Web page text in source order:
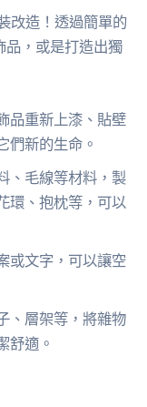
改造！透過簡單的
品，或是打造出獨
品重新上漆、貼壁
們新的生命。
、毛線等材料，製
環、抱枕等，可以
或文字，可以讓空
、層架等，將雜物
舒適。